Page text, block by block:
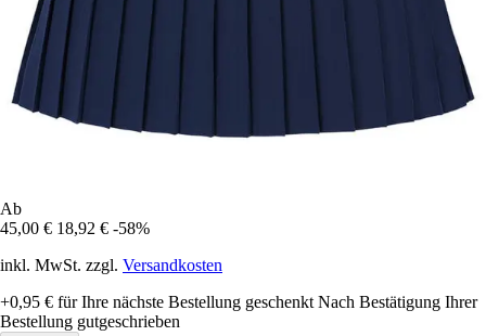
Ab
45,00 € 18,92 € -58%
inkl. MwSt. zzgl. Versandkosten
+0,95 € für Ihre nächste Bestellung geschenkt Nach Bestätigung Ihrer
Bestellung gutgeschrieben